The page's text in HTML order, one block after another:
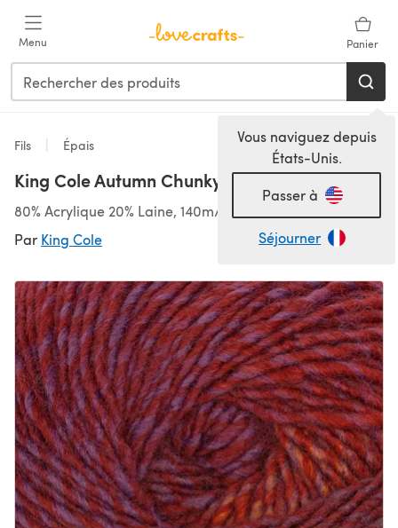
Menu Panier
Vous naviguez depuis
États-Unis.
Passer à
Séjourner
Fils Épais
King Cole Autumn Chunky
80% Acrylique 20% Laine, 140m/100g, Épais
Par King Cole